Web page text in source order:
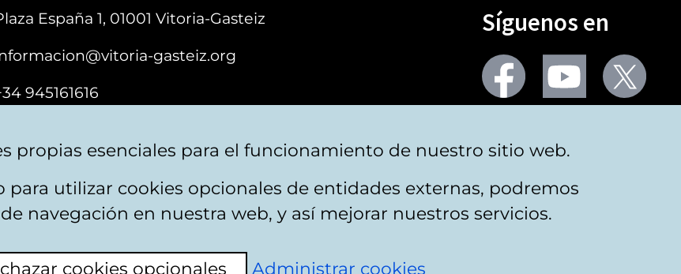
España 1, 01001 Vitoria-Gasteiz
gasteiz.org
945161616
Síguenos en
Seguir
en
facebook
Seguir
en
youtubeX
Accesibilidad Contacto
propias esenciales para el funcionamiento de nuestro sitio web.
utilizar cookies opcionales de entidades externas, podremos
navegación en nuestra web, y así mejorar nuestros servicios.
cookies opcionales Administrar cookies